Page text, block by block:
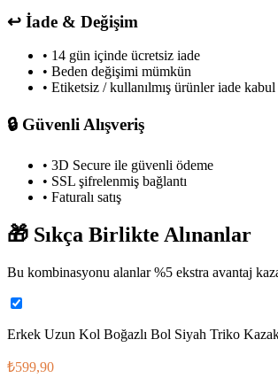
↩️ İade & Değişim
• 14 gün içinde ücretsiz iade
• Beden değişimi mümkün
• Etiketsiz / kullanılmış ürünler iade
🔒 Güvenli Alışveriş
• 3D Secure ile güvenli ödeme
• SSL şifrelenmiş bağlantı
• Faturalı satış
🎁 Sıkça Birlikte Alınanlar
Bu kombinasyonu alanlar %5 ekstra avantaj
Erkek Uzun Kol Boğazlı Bol Siyah Triko
₺599,90